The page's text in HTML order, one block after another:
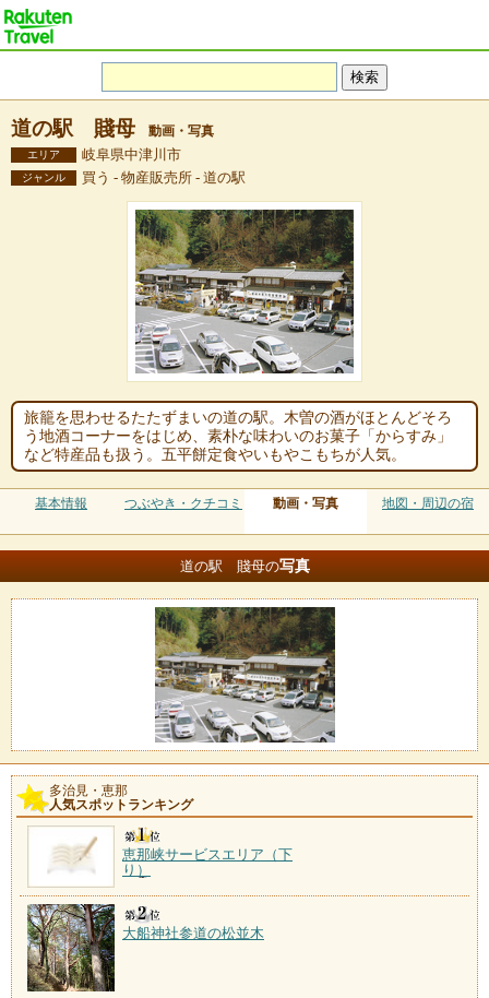
道の駅 賤母 動画・写真
エリア 岐阜県中津川市
ジャンル 買う - 物産販売所 - 道の駅
旅籠を思わせるたたずまいの道の駅。木曽の酒がほとんどそろ
う地酒コーナーをはじめ、素朴な味わいのお菓子「からすみ」
など特産品も扱う。五平餅定食やいもやこもちが人気。
基本情報 つぶやき・クチコミ 動画・写真 地図・周辺の宿
道の駅 賤母の写真
多治見・恵那
人気スポットランキング
恵那峡サービスエリア（下
り）
大船神社参道の松並木